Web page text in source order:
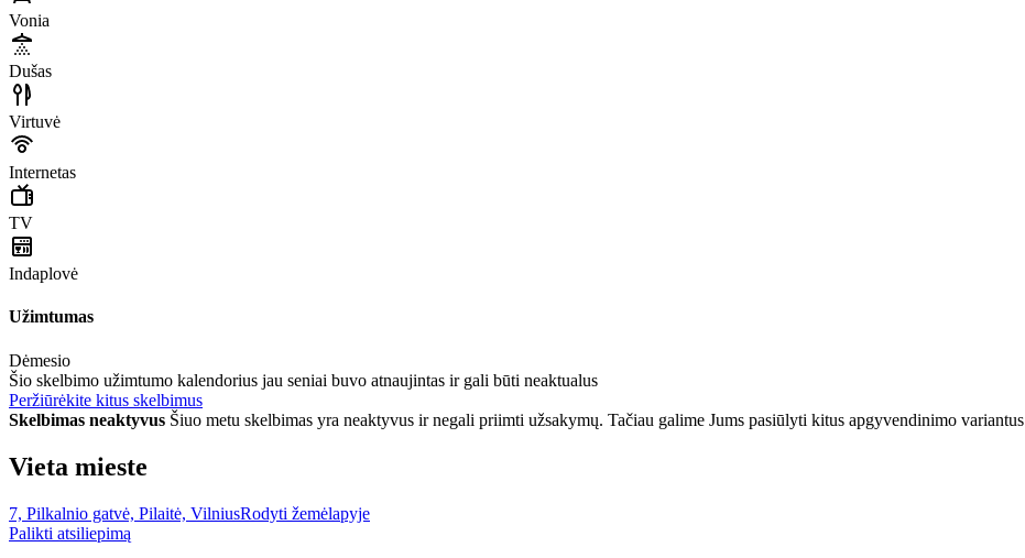
Vonia
Dušas
Virtuvė
Internetas
TV
Indaplovė
Užimtumas
Dėmesio
Šio skelbimo užimtumo kalendorius jau seniai buvo atnaujintas ir gali būti neaktualus
Peržiūrėkite kitus skelbimus
Skelbimas neaktyvus Šiuo metu skelbimas yra neaktyvus ir negali priimti užsakymų. Tačiau galime Jums pasiūlyti kitus apgyvendinimo variantus
Vieta mieste
7, Pilkalnio gatvė, Pilaitė, VilniusRodyti žemėlapyje
Palikti atsiliepimą